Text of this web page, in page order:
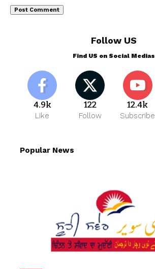
Follow US
Find US on Social Medias
4.9k
Like
122
Follow
12.4k
Subscribe
Popular News